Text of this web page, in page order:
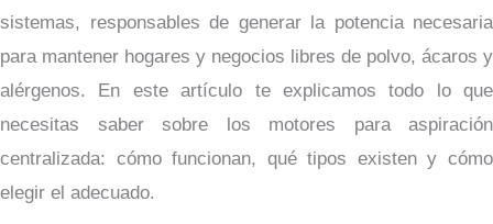
sistemas, responsables de generar la potencia necesaria
para mantener hogares y negocios libres de polvo, ácaros y
alérgenos. En este artículo te explicamos todo lo que
necesitas saber sobre los motores para aspiración
centralizada: cómo funcionan, qué tipos existen y cómo
elegir el adecuado.